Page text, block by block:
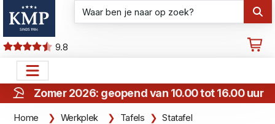
9.8
Zomer 2026: geopend van 10.00 tot 16.00 uur
Home Werkplek Tafels Statafel